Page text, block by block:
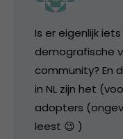
Is er eigenlijk
demografische
community? En
in NL zijn het
adopters
leest 😉 )